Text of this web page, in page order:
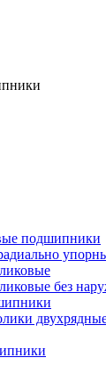
подшипники
без